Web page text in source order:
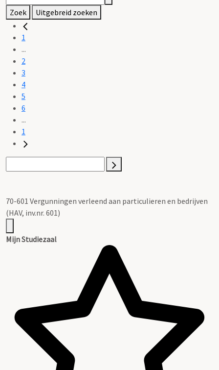
Zoek Uitgebreid zoeken
1
...
2
3
4
5
6
...
1
70-601 Vergunningen verleend aan particulieren en bedrijven
(HAV, inv.nr. 601)
Mijn Studiezaal